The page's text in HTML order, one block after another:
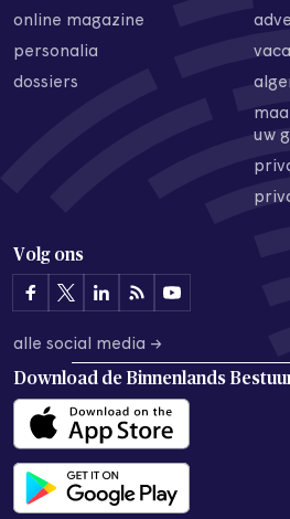
online magazine
personalia
dossiers
uw
Volg ons
alle social media →
Download de Binnenlands